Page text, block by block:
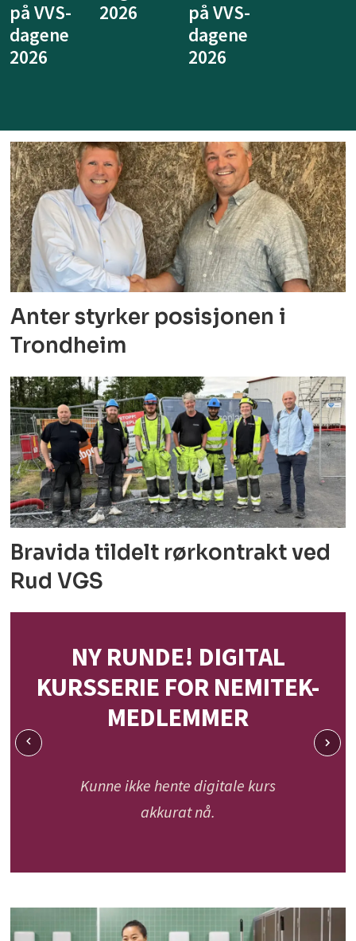
på VVS-
dagene
på VVS-
dagene
Anter styrker posisjonen i
Trondheim
Bravida tildelt rørkontrakt ved
Rud VGS
NY RUNDE! DIGITAL
KURSSERIE FOR NEMITEK-
MEDLEMMER
Kunne ikke hente digitale kurs
akkurat nå.